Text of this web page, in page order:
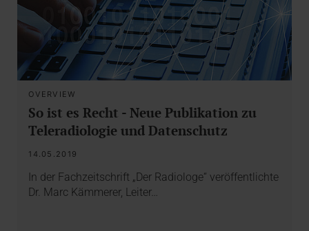
OVERVIEW
So ist es Recht - Neue Publikation zu
Teleradiologie und Datenschutz
14.05.2019
In der Fachzeitschrift „Der Radiologe“ veröffentlichte
Dr. Marc Kämmerer, Leiter…